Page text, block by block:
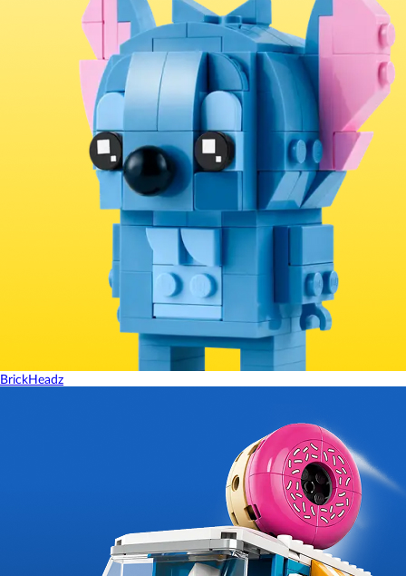
BrickHeadz